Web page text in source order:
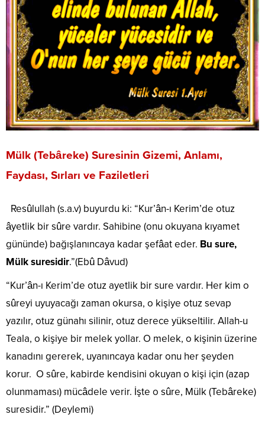
Mülk (Tebâreke) Suresinin Gizemi, Anlamı,
Faydası, Sırları ve Faziletleri
Resûlullah (s.a.v) buyurdu ki: “Kur’ân-ı Kerim’de otuz
âyetlik bir sûre vardır. Sahibine (onu okuyana kıyamet
gününde) bağışlanıncaya kadar şefâat eder. Bu sure,
Mülk suresidir.”(Ebû Dâvud)
“Kur’ân-ı Kerim’de otuz ayetlik bir sure vardır. Her kim o
sûreyi uyuyacağı zaman okursa, o kişiye otuz sevap
yazılır, otuz günahı silinir, otuz derece yükseltilir. Allah-u
Teala, o kişiye bir melek yollar. O melek, o kişinin üzerine
kanadını gererek, uyanıncaya kadar onu her şeyden
korur. O sûre, kabirde kendisini okuyan o kişi için (azap
olunmaması) mücâdele verir. İşte o sûre, Mülk (Tebâreke)
suresidir.” (Deylemi)